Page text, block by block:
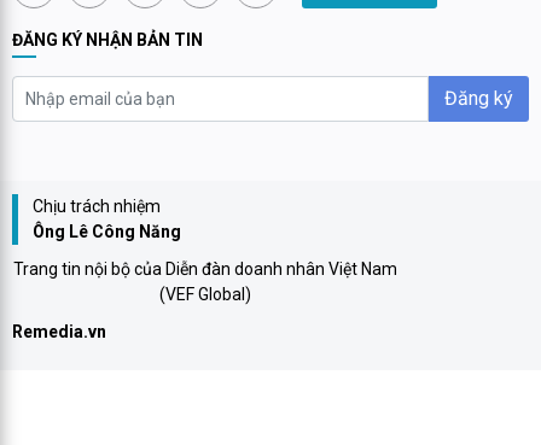
ĐĂNG KÝ NHẬN BẢN TIN
Đăng ký
Chịu trách nhiệm
Ông Lê Công Năng
Trang tin nội bộ của Diễn đàn doanh nhân Việt Nam
(VEF Global)
Remedia.vn